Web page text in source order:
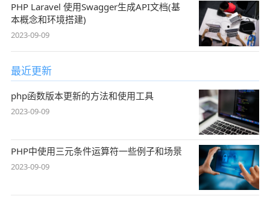
PHP Laravel 使用Swagger生成API文档(基
本概念和环境搭建)
2023-09-09
最近更新
php函数版本更新的方法和使用工具
2023-09-09
PHP中使用三元条件运算符一些例子和场景
2023-09-09